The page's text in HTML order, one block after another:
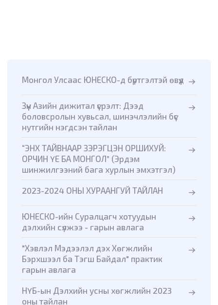
Монгол Улсаас ЮНЕСКО-д бүртгэлтэй өвүүд
Зүүн Азийн дижитал үсрэлт: Дээд
боловсролын хувьсал, шинэчлэлийн бүс
нутгийн нэгдсэн тайлан
“ЭНХ ТАЙВНААР ЗЭРЭГЦЭН ОРШИХУЙ:
ОРЧИН ҮЕ БА МОНГОЛ” (Эрдэм
шинжилгээний бага хурлын эмхэтгэл)
2023-2024 ОНЫ ХУРААНГУЙ ТАЙЛАН
ЮНЕСКО-ийн Суралцагч хотуудын
дэлхийн сүлжээ - гарын авлага
"Хэвлэл Мэдээлэл дэх Хөгжлийн
Бэрхшээл ба Тэгш Байдал" практик
гарын авлага
НҮБ-ын Дэлхийн усны хөгжлийн 2023
оны тайлан